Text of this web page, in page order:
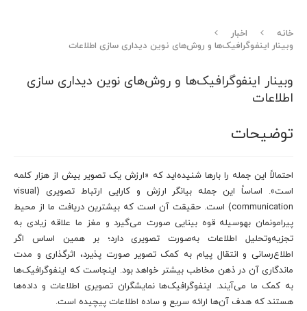
خانه
اخبار
وبینار اینفوگرافیک‌ها و روش‌های نوین دیداری سازی اطلاعات
وبینار اینفوگرافیک‌ها و روش‌های نوین دیداری سازی
اطلاعات
توضیحات
احتمالاً این جمله را بارها شنیده‌اید که «ارزش یک تصویر بیش از هزار کلمه
است». اساساً این جمله بیانگر ارزش و کارایی ارتباط تصویری (visual
communication) است. حقیقت آن است که بیشترین دریافت ما از محیط
پیرامونمان به‎وسیله قوه بینایی صورت می‌گیرد و مغز ما علاقه زیادی به
تجزیه‌وتحلیل اطلاعات به‌صورت تصویری دارد؛ بر همین اساس اگر
اطلاع‌رسانی و انتقال پیام به کمک تصویر صورت پذیرد، اثرگذاری و مدت
ماندگاری آن در ذهن مخاطب بیشتر خواهد بود. اینجاست که اینفوگرافیک‌ها
به کمک ما می‌آیند. اینفوگرافیک‌ها نمایشگران تصویری اطلاعات و داده‌ها
هستند که هدف آن‌ها ارائه سریع و ساده اطلاعات پیچیده است.